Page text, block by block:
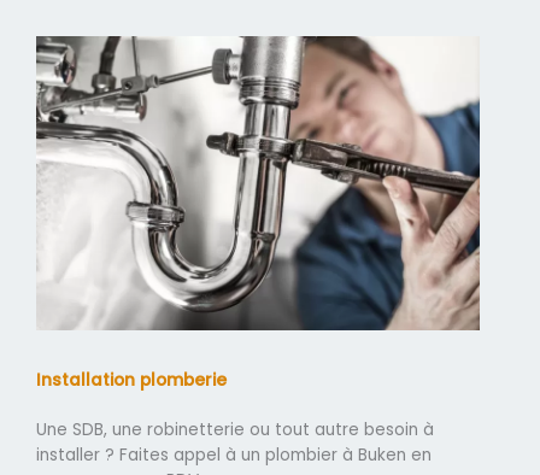
Installation plomberie
Une SDB, une robinetterie ou tout autre besoin à
installer ? Faites appel à un plombier à Buken en